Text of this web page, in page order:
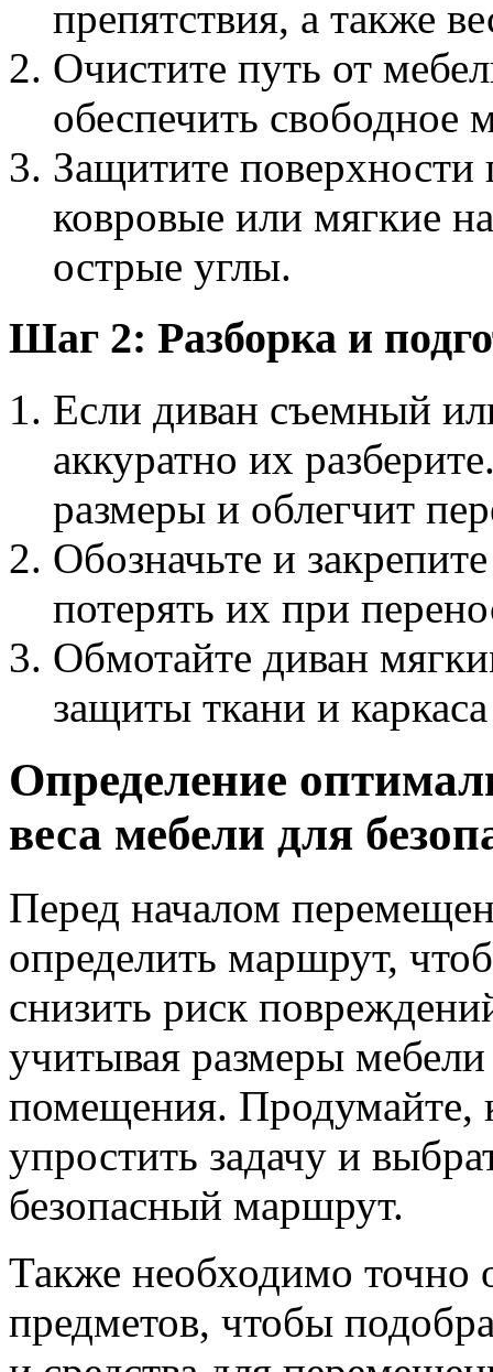
препятствия, а также
Очистите путь от
обеспечить свободное
Защитите поверхности
ковровые или мягкие
острые углы.
Шаг 2: Разборка и
Если диван съемный
аккуратно их
размеры и облегчит
Обозначьте и
потерять их при
Обмотайте диван
защиты ткани и
Определение
веса мебели для
Перед началом
определить маршрут,
снизить риск
учитывая размеры
помещения. Продумайте,
упростить задачу и
безопасный маршрут.
Также необходимо точно
предметов, чтобы